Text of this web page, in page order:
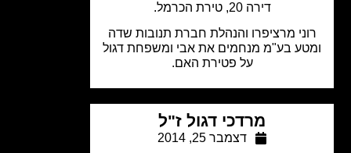
מרציפרו והנהלת חברת תנובות שדה
בע"מ מנחמים את אבי ומשפחת דגול
על פטירת האם.
מרדכי דגול ז"ל
דצמבר 25, 2014